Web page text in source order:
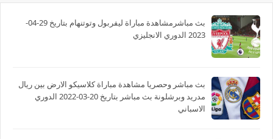
بث مباشرمشاهدة مباراة ليفربول وتوتنهام بتاريخ 29-04-
2023 الدوري الانجليزي
بث مباشر وحصريا مشاهدة مباراة كلاسيكو الارض بين ريال
مدريد وبرشلونة بث مباشر بتاريخ 20-03-2022 الدوري
الاسباني